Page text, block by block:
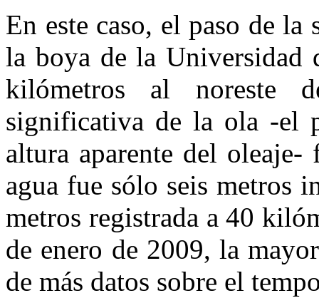
En este caso, el paso de
la boya de la Universidad
kilómetros al noreste
significativa de la ola -el
altura aparente del
agua fue sólo seis metros
metros registrada a 40
de enero de 2009, la
de más datos sobre el